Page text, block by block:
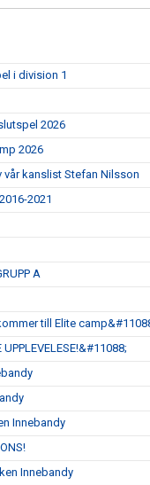
i division 1
2026
2026
kanslist Stefan Nilsson
2021
A
till Elite
Innebandy
Innebandy